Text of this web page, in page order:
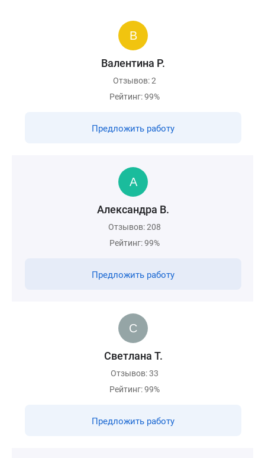
Валентина Р.
Отзывов: 2
Рейтинг: 99%
Предложить работу
Александра В.
Отзывов: 208
Рейтинг: 99%
Предложить работу
Светлана Т.
Отзывов: 33
Рейтинг: 99%
Предложить работу